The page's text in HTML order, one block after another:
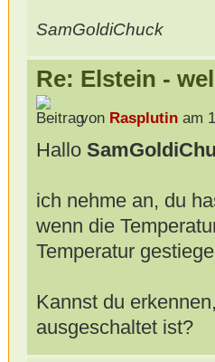
SamGoldiChuck
Re: Elstein -
von Rasplutinam
Hallo
ich nehme an, du
wenn die
Temperatur
Kannst du
ausgeschaltet ist?